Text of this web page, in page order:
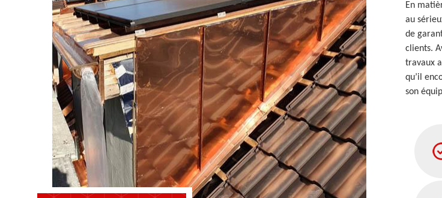
En
au
de
clients.
travaux
qu’il
son